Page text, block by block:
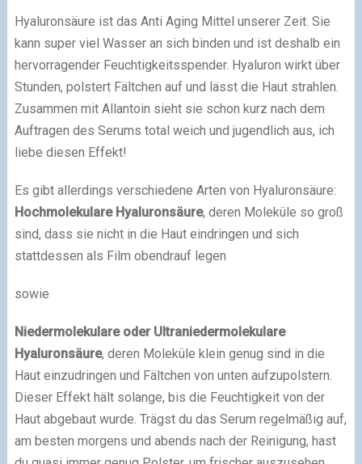
Hyaluronsäure ist das Anti Aging Mittel unserer Zeit. Sie
kann super viel Wasser an sich binden und ist deshalb ein
hervorragender Feuchtigkeitsspender. Hyaluron wirkt über
Stunden, polstert Fältchen auf und lässt die Haut strahlen.
Zusammen mit Allantoin sieht sie schon kurz nach dem
Auftragen des Serums total weich und jugendlich aus, ich
liebe diesen Effekt!
Es gibt allerdings verschiedene Arten von Hyaluronsäure:
Hochmolekulare Hyaluronsäure, deren Moleküle so groß
sind, dass sie nicht in die Haut eindringen und sich
stattdessen als Film obendrauf legen
sowie
Niedermolekulare oder Ultraniedermolekulare
Hyaluronsäure, deren Moleküle klein genug sind in die
Haut einzudringen und Fältchen von unten aufzupolstern.
Dieser Effekt hält solange, bis die Feuchtigkeit von der
Haut abgebaut wurde. Trägst du das Serum regelmäßig auf,
am besten morgens und abends nach der Reinigung, hast